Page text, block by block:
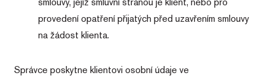
provedení opatření přijatých před uzavřením smlouvy
na žádost klienta.
Správce poskytne klientovi osobní údaje ve